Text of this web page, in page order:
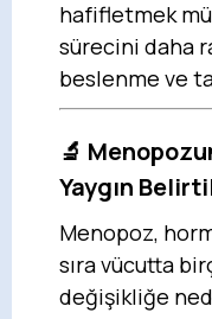
hafifletmek
sürecini daha
beslenme ve
🔬
Yaygın
Menopoz,
sıra vücutta
değişikliğe